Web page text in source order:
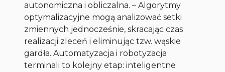
autonomiczna i obliczalna. – Algorytmy
optymalizacyjne mogą analizować setki
zmiennych jednocześnie, skracając czas
realizacji zleceń i eliminując tzw. wąskie
gardła. Automatyzacja i robotyzacja
terminali to kolejny etap: inteligentne